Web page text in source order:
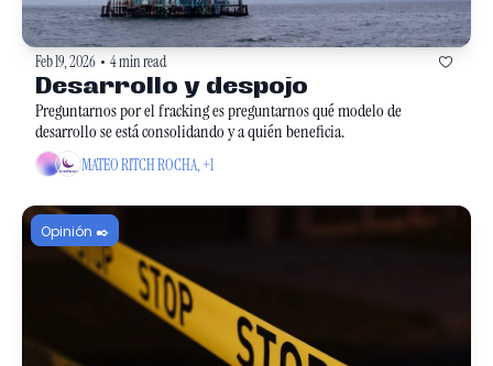
Feb 19, 2026 • 4 min read
Desarrollo y despojo
Preguntarnos por el fracking es preguntarnos qué modelo de
MATEO RITCH ROCHA, +1
Opinión ✒️